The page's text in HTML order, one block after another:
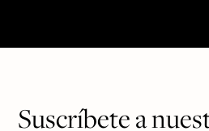
Suscríbete a